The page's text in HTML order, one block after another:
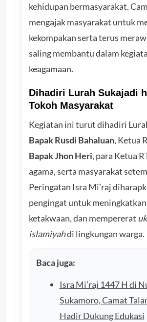
kehidupan bermasyarakat.
mengajak masyarakat untuk
kekompakan serta terus
saling membantu dalam
keagamaan.
Dihadiri Lurah Sukajadi
Tokoh Masyarakat
Kegiatan ini turut dihadiri
Bapak Rusdi Bahaluan, Ketua
Bapak Jhon Heri, para Ketua
agama, serta masyarakat
Peringatan Isra Mi’raj
pengingat untuk
ketakwaan, dan mempererat
islamiyahdi lingkungan warga.
Baca juga:
Isra Mi’raj 1447 H di
Sukamoro, Camat
Hadir Dukung Edukasi